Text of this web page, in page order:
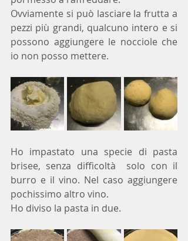
Ovviamente si può lasciare la frutta a
pezzi più grandi, qualcuno intero e si
possono aggiungere le nocciole che
io non posso mettere.
Ho impastato una specie di pasta
brisee, senza difficoltà  solo con il
burro e il vino. Nel caso aggiungere
pochissimo altro vino.
Ho diviso la pasta in due.